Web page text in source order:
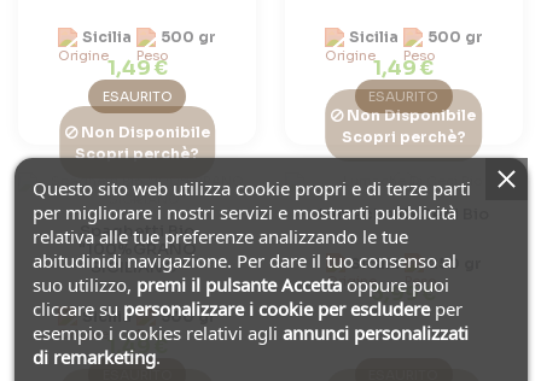
Sicilia 500 gr
1,49 €
ESAURITO
Sicilia 500 gr
1,49 €
ESAURITO
Non Disponibile
Scopri perchè?
Spaghetti Bio
"100%GRANO
SICILIANO"
Sicilia 500 gr
1,49 €
Non Disponibile
Scopri perchè?
Lumache Di Ceci Bio
Sicilia 250 gr
3,99 €
Questo sito web utilizza cookie propri e di terze parti
per migliorare i nostri servizi e mostrarti pubblicità
relativa alle tue preferenze analizzando le tue
abitudinidi navigazione. Per dare il tuo consenso al
suo utilizzo, premi il pulsante Accettaoppure puoi
cliccare su personalizzare i cookie per escludereper
esempio i cookies relativi agli annunci personalizzati
di remarketing.